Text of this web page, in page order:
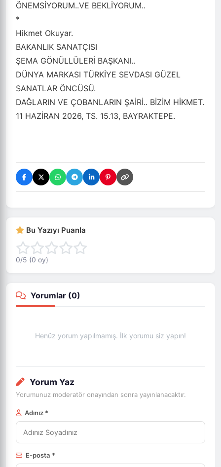
ÖNEMSİYORUM..VE BEKLİYORUM..
*
Hikmet Okuyar.
BAKANLIK SANATÇISI
ŞEMA GÖNÜLLÜLERİ BAŞKANI..
DÜNYA MARKASI TÜRKİYE SEVDASI GÜZEL
SANATLAR ÖNCÜSÜ.
DAĞLARIN VE ÇOBANLARIN ŞAİRİ.. BİZİM HİKMET.
11 HAZİRAN 2026, TS. 15.13, BAYRAKTEPE.
Bu Yazıyı Puanla
0/5 (0 oy)
Yorumlar (0)
Henüz yorum yapılmamış. İlk yorumu siz yapın!
Yorum Yaz
Yorumunuz moderatör onayından sonra yayınlanacaktır.
Adınız *
E-posta *